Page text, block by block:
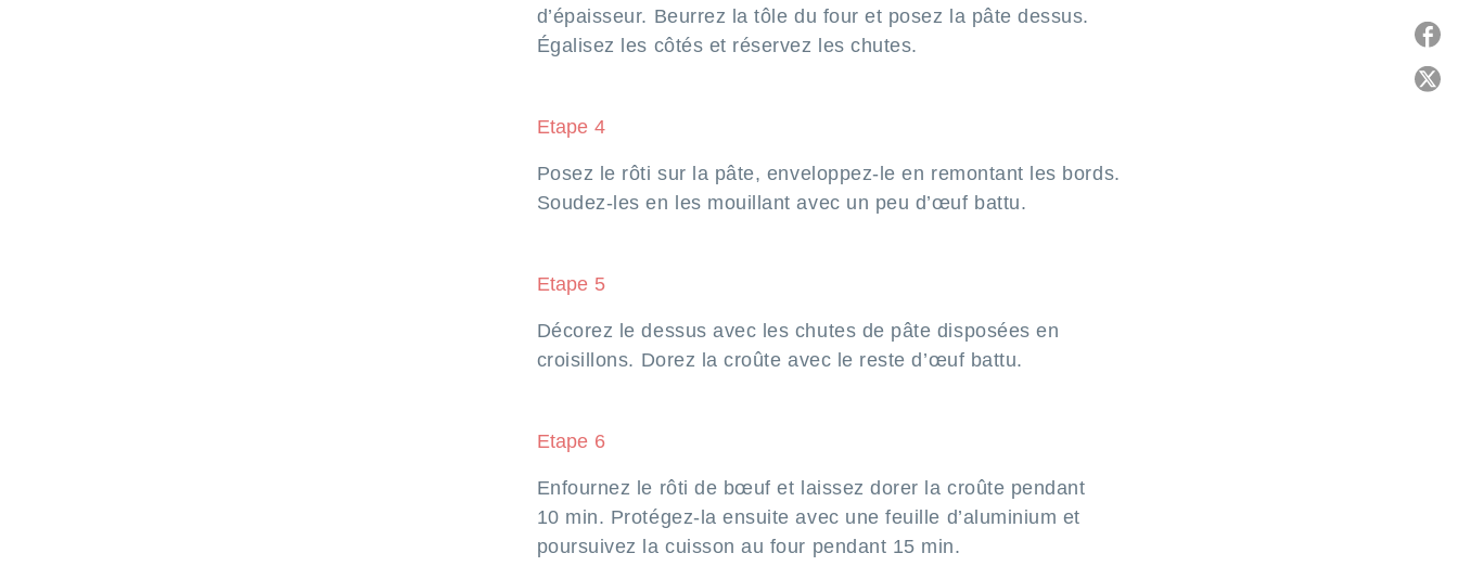
d’épaisseur. Beurrez la tôle du four et posez la pâte dessus.
Égalisez les côtés et réservez les chutes.
Etape 4
Posez le rôti sur la pâte, enveloppez-le en remontant les bords.
Soudez-les en les mouillant avec un peu d’œuf battu.
Etape 5
Décorez le dessus avec les chutes de pâte disposées en
croisillons. Dorez la croûte avec le reste d’œuf battu.
Etape 6
Enfournez le rôti de bœuf et laissez dorer la croûte pendant
10 min. Protégez-la ensuite avec une feuille d’aluminium et
poursuivez la cuisson au four pendant 15 min.